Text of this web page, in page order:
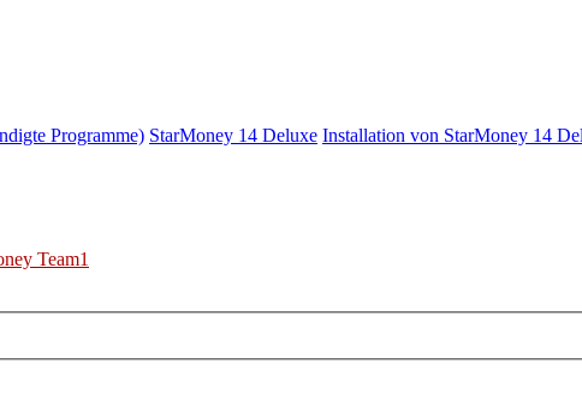
Programme) StarMoney 14 Deluxe Installation von StarMoney 14
Team1